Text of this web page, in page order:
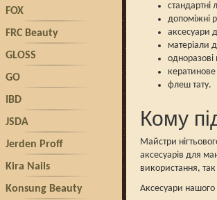
FOX
FRC Beauty
GLOSS
GO
IBD
JSDA
Jerden Proff
Kira Nails
Konsung Beauty
стандартні
допоміжні
аксесуари
матеріали
одноразові
кератинове
флеш тату.
Кому
Майстри
аксесуарів для
використання, так
Аксесуари нашого